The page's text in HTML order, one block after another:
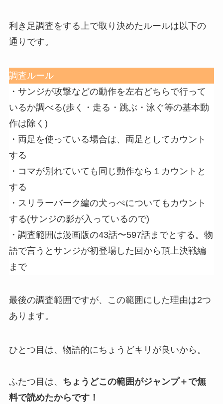
利き足調査をする上で取り決めたルールは以下の
通りです。
調査ルール
・サンジが攻撃などの動作を左右どちらで行って
いるか調べる(歩く・走る・跳ぶ・泳ぐ等の基本動
作は除く)
・両足を使っている場合は、両足としてカウント
する
・コマが別れていても同じ動作なら１カウントと
する
・スリラーバーク編の犬っぺについてもカウント
する(サンジの影が入っているので)
・調査範囲は漫画版の43話〜597話までとする。物
語で言うとサンジが初登場した回から頂上決戦編
まで
最後の調査範囲ですが、この範囲にした理由は2つ
あります。
ひとつ目は、物語的にちょうどキリが良いから。
ふたつ目は、 ちょうどこの範囲がジャンプ＋で無
料で読めたからです！